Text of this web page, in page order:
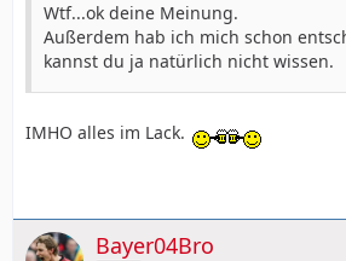
Wtf...ok deine Meinung.
Außerdem hab ich mich schon
kannst du ja natürlich nicht wissen.
IMHO alles im Lack.
Bayer04Bro